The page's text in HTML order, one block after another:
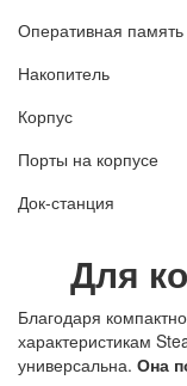
Оперативная память
Накопитель
Корпус
Порты на корпусе
Док-станция
Для
Благодаря
характеристикам
универсальна. Она